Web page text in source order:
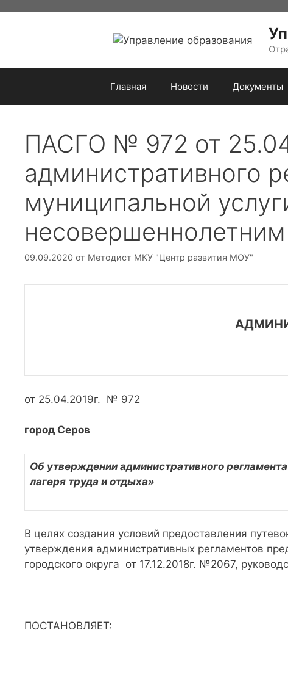
Главная Новости Документы
ПАСГО № 972 от
административного
муниципальной
несовершеннолетним
09.09.2020 от Методист МКУ "Центр развития МОУ"
от 25.04.2019г. № 972
город Серов
Об утверждении административного
лагеря труда и отдыха»
В целях создания условий предоставления
утверждения административных регламентов
городского округа от 17.12.2018г. №2067,
ПОСТАНОВЛЯЕТ: